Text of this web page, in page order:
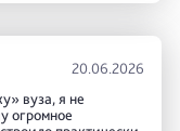
20.06.2026
вуза, я не
огромное